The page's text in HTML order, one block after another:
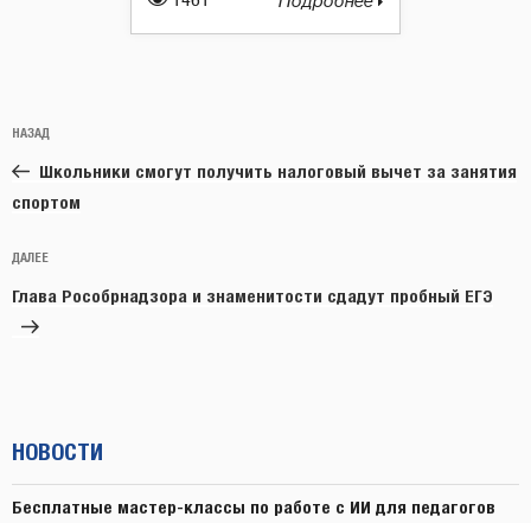
по
записям
Предыдущая
запись:
НАЗАД
Школьники смогут получить налоговый вычет за занятия
спортом
Следующая
запись
ДАЛЕЕ
Глава Рособрнадзора и знаменитости сдадут пробный ЕГЭ
НОВОСТИ
Бесплатные мастер-классы по работе с ИИ для педагогов